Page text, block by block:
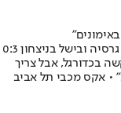
הישראלי של אייאקס פתח לראשונה תחת אוסקר גרסיה ובישל בניצחון 0:3
בכדורגל, אבל צריך
• אקס מכבי תל אביב